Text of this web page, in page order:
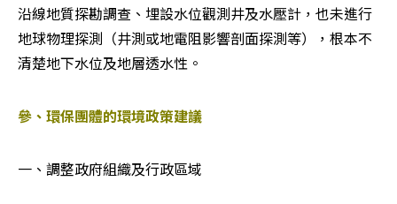
沿線地質探勘調查、埋設水位觀測井及水壓計，也未進行
地球物理探測（井測或地電阻影響剖面探測等），根本不
清楚地下水位及地層透水性。
參、環保團體的環境政策建議
一、調整政府組織及行政區域